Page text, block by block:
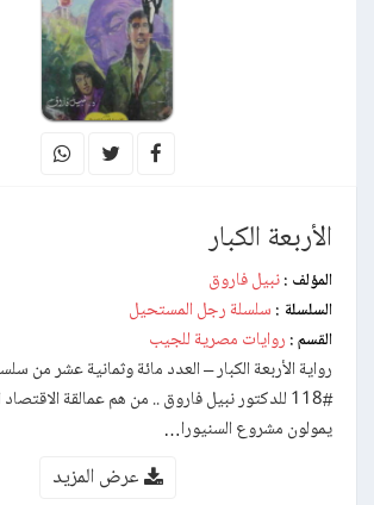
الأربعة الكبار
المؤلف : نبيل فاروق
السلسلة : سلسلة رجل المستحيل
القسم : روايات مصرية للجيب
رواية الأربعة الكبار – العدد مائة وثمانية عشر من
#118 للدكتور نبيل فاروق .. من هم عمالقة الاقتصاد
يمولون مشروع السنيورا…
عرض المزيد